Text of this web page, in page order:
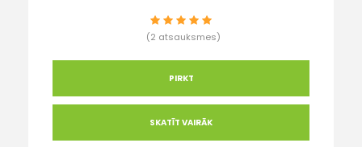
(2 atsauksmes)
PIRKT
SKATĪT VAIRĀK